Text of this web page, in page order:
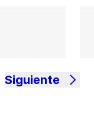
Siguiente